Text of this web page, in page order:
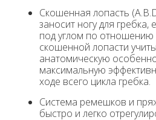
Скошенная лопасть
заносит ногу для
под углом по отношению
скошенной лопасти
анатомическую
максимальную
ходе всего цикла гребка.
Система ремешков и
быстро и легко